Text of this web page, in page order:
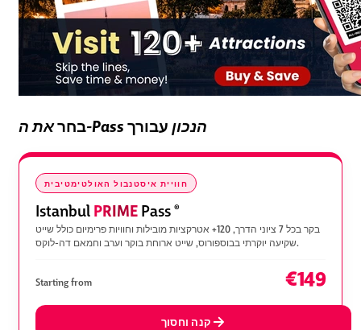
בחר את ה-Pass הנכוןעבורך
חוויית איסטנבול האולטימטיבית
IstanbulPRIMEPass ®
בקר בכל 7 ציוני הדרך, 120+ אטרקציות מובילות וחוויות פרימיום כולל שייט
שקיעה יוקרתי בבוספורוס, שייט ארוחת בוקר וערב וחמאם דה-לוקס.
Starting from €149
קנה וחסוך